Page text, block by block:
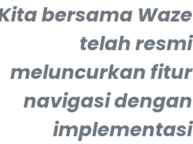
ita bersama Waze
telah resmi
meluncurkan fitur
navigasi dengan
implementasi